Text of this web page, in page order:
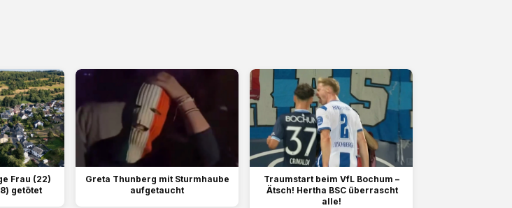
Frau (22)
getötet
Greta Thunberg mit Sturmhaube
aufgetaucht
Traumstart beim VfL Bochum –
Ätsch! Hertha BSC überrascht
alle!